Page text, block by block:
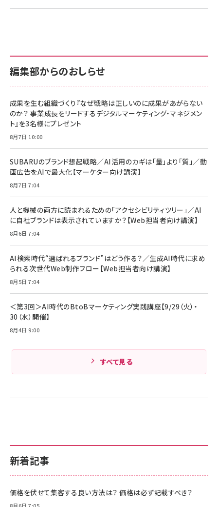
新着記事
価格を伏せて集客する良い方法は？ 価格は必ず記載すべき？
編集部からのおしらせ
成果を生む組織づくり『なぜ戦略は正しいのに成果があがらない
のか？ 事業成長をリードするデジタルマーケティング・マネジメン
ト』を3名様にプレゼント
8月7日 10:00
SUBARUのブランド想起戦略／AI活用のカギは「量」より「質」／動
画広告をAIで最大化【マーケター向け講演】
8月7日 7:04
人と機械の両方に読まれるための「アクセシビリティツリー」／AI
に自社ブランドは表示されていますか？【Web担当者向け講演】
8月6日 7:04
AI検索時代“選ばれるブランド”はどう作る？／生成AI時代に求め
られる次世代Web制作フロー【Web担当者向け講演】
8月5日 7:04
＜第3回＞AI時代のBtoBマーケティング実践講座【9/29（火）・
30（水）開催】
8月4日 9:00
すべて見る